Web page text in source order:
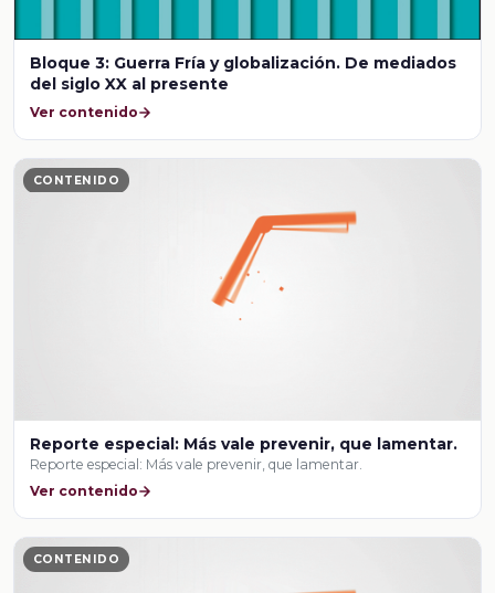
Bloque 3: Guerra Fría y globalización. De mediados
del siglo XX al presente
Ver contenido
CONTENIDO
Reporte especial: Más vale prevenir, que lamentar.
Reporte especial: Más vale prevenir, que lamentar.
Ver contenido
CONTENIDO